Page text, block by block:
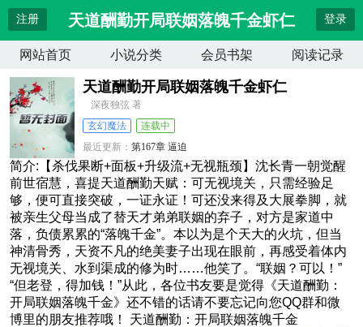
注册 天道酬勤开局联姻落魄千金虾仁 登录
网站首页 小说分类 会员书架 阅读记录
天道酬勤开局联姻落魄千金虾仁
深夜独弦 著
玄幻魔法
连载中
最近更新：第167章 逼迫
更新时间：2026-04-10 17:09:45
简介:【杀伐果断+面板+升级流+无视瓶颈】沈长青一朝觉醒
前世宿慧，喜提天道酬勤天赋：可无视境关，只需经验足
够，便可直接突破，一证永证！可还没来得及大展拳脚，就
被亲生父母当成了替天才弟弟联姻的弃子，对方是家道中
落，负债累累的“落魄千金”。本以为是个天大的火坑，但当
神清骨秀，天资不凡的绝美妻子出现在眼前，再感受着体内
无视境关、水到渠成的修为时……他笑了。“联姻？可以！”
“但老登，得加钱！”从此，各位书友要是觉得《天道酬勤：
开局联姻落魄千金》还不错的话请不要忘记向您QQ群和微
博里的朋友推荐哦！ 天道酬勤：开局联姻落魄千金